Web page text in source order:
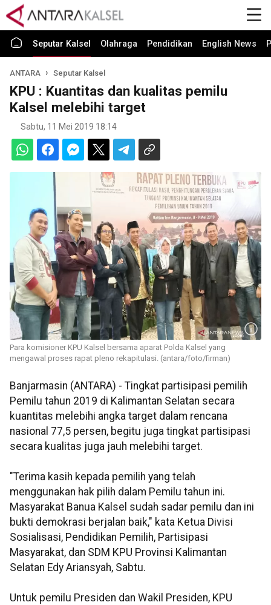
Seputar Kalsel Olahraga Pendidikan English News
ANTARA Seputar Kalsel
KPU : Kuantitas dan kualitas pemilu
Kalsel melebihi target
Sabtu, 11 Mei 2019 18:14
Para komisioner KPU Kalsel bersama aparat Polda Kalsel yang
mengawal proses rapat pleno rekapitulasi. (antara/foto/firman)
Banjarmasin (ANTARA) - Tingkat partisipasi pemilih
Pemilu tahun 2019 di Kalimantan Selatan secara
kuantitas melebihi angka target dalam rencana
nasional 77,5 persen, begitu juga tingkat partisipasi
secara kualitas juga jauh melebihi target.
"Terima kasih kepada pemilih yang telah
menggunakan hak pilih dalam Pemilu tahun ini.
Masyarakat Banua Kalsel sudah sadar pemilu dan ini
bukti demokrasi berjalan baik," kata Ketua Divisi
Sosialisasi, Pendidikan Pemilih, Partisipasi
Masyarakat, dan SDM KPU Provinsi Kalimantan
Selatan Edy Ariansyah, Sabtu.
Untuk pemilu Presiden dan Wakil Presiden, KPU